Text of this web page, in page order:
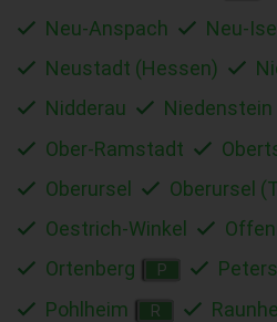
Neu-Anspach
Neu-
Neustadt (Hessen)
Nidderau
Niedenstein
Ober-Ramstadt
Oberursel
Oberursel
Oestrich-Winkel
Ortenberg
P
Pohlheim
R